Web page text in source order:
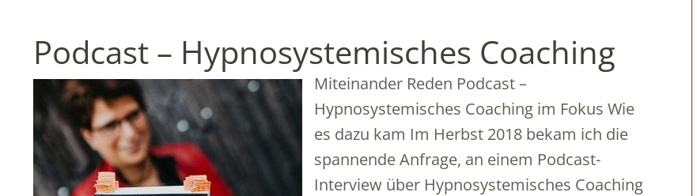
Podcast – Hypnosystemisches Coaching
Miteinander Reden Podcast –
Hypnosystemisches Coaching im Fokus Wie
es dazu kam Im Herbst 2018 bekam ich die
spannende Anfrage, an einem Podcast-
Interview über Hypnosystemisches Coaching